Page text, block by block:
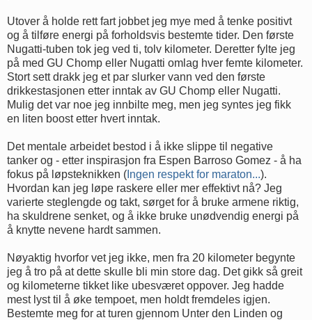
Utover å holde rett fart jobbet jeg mye med å tenke positivt
og å tilføre energi på forholdsvis bestemte tider. Den første
Nugatti-tuben tok jeg ved ti, tolv kilometer. Deretter fylte jeg
på med GU Chomp eller Nugatti omlag hver femte kilometer.
Stort sett drakk jeg et par slurker vann ved den første
drikkestasjonen etter inntak av GU Chomp eller Nugatti.
Mulig det var noe jeg innbilte meg, men jeg syntes jeg fikk
en liten boost etter hvert inntak.
Det mentale arbeidet bestod i å ikke slippe til negative
tanker og - etter inspirasjon fra Espen Barroso Gomez - å ha
fokus på løpsteknikken ( Ingen respekt for maraton...).
Hvordan kan jeg løpe raskere eller mer effektivt nå? Jeg
varierte steglengde og takt, sørget for å bruke armene riktig,
ha skuldrene senket, og å ikke bruke unødvendig energi på
å knytte nevene hardt sammen.
Nøyaktig hvorfor vet jeg ikke, men fra 20 kilometer begynte
jeg å tro på at dette skulle bli min store dag. Det gikk så greit
og kilometerne tikket like ubesværet oppover. Jeg hadde
mest lyst til å øke tempoet, men holdt fremdeles igjen.
Bestemte meg for at turen gjennom Unter den Linden og